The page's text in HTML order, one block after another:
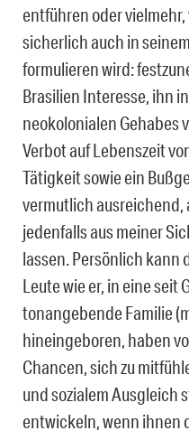
entführen oder
sicherlich auch in
formulieren wird:
Brasilien Interesse, ihn
neokolonialen Gehabes
Verbot auf Lebenszeit
Tätigkeit sowie ein
vermutlich
jedenfalls aus meiner
lassen. Persönlich kann
Leute wie er, in eine seit
tonangebende Familie
hineingeboren, haben
Chancen, sich zu
und sozialem Ausgleich
entwickeln, wenn ihnen